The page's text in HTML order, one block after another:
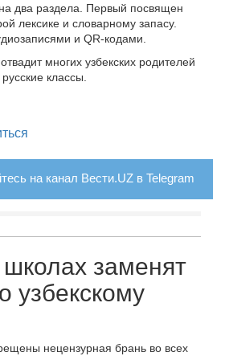
два раздела. Первый посвящен
лексике и словарному запасу.
и QR-кодами.
многих узбекских родителей
классы.
на канал Вести.UZ в Telegram
школах заменят
узбекскому
нецензурная брань во всех